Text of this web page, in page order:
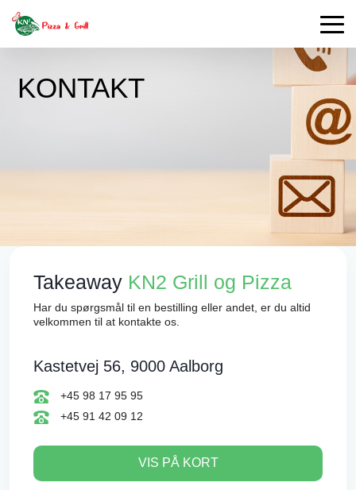
KONTAKT
Takeaway KN2 Grill og Pizza
Har du spørgsmål til en bestilling eller andet, er du altid
velkommen til at kontakte os.
Kastetvej 56, 9000 Aalborg
+45 98 17 95 95
+45 91 42 09 12
VIS PÅ KORT